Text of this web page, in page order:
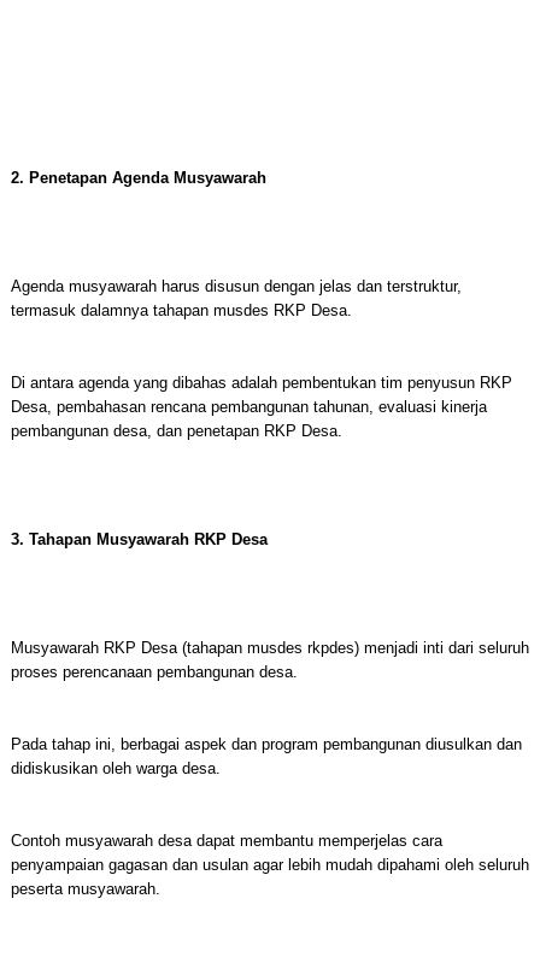
2. Penetapan Agenda Musyawarah
Agenda musyawarah harus disusun dengan jelas dan terstruktur,
termasuk dalamnya tahapan musdes RKP Desa.
Di antara agenda yang dibahas adalah pembentukan tim penyusun RKP
Desa, pembahasan rencana pembangunan tahunan, evaluasi kinerja
pembangunan desa, dan penetapan RKP Desa.
3. Tahapan Musyawarah RKP Desa
Musyawarah RKP Desa (tahapan musdes rkpdes) menjadi inti dari seluruh
proses perencanaan pembangunan desa.
Pada tahap ini, berbagai aspek dan program pembangunan diusulkan dan
didiskusikan oleh warga desa.
Contoh musyawarah desa dapat membantu memperjelas cara
penyampaian gagasan dan usulan agar lebih mudah dipahami oleh seluruh
peserta musyawarah.